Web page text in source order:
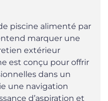
piscine alimenté par
marquer une
extérieur
est conçu pour offrir
dans un
une navigation
d’aspiration et